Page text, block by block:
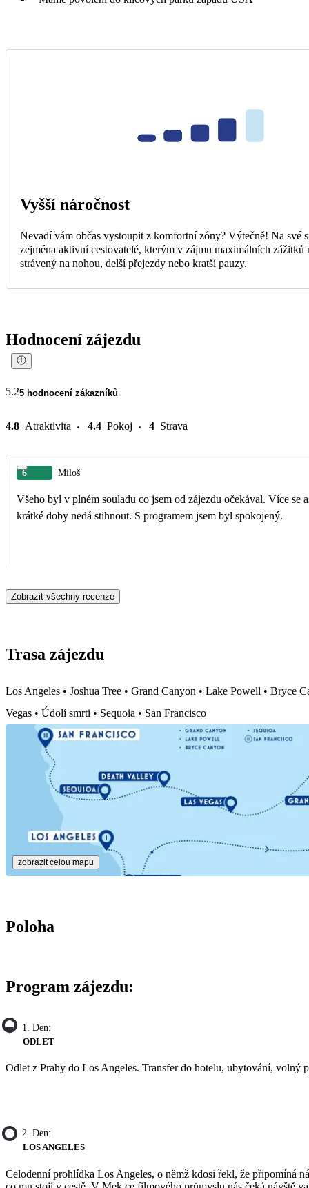
Vyšší náročnost
Nevadí vám občas vystoupit z komfortní zóny? Výtečně! Na své
zejména aktivní cestovatelé, kterým v zájmu maximálních zážitků
strávený na nohou, delší přejezdy nebo kratší pauzy.
Hodnocení zájezdu
5.25 hodnocení zákazníků
4.8 Atraktivita 4.4 Pokoj 4 Strava
6 Miloš
Všeho byl v plném souladu co jsem od zájezdu očekával. Více se
krátké doby nedá stihnout. S programem jsem byl spokojený.
Zobrazit všechny recenze
Trasa zájezdu
Los Angeles • Joshua Tree • Grand Canyon • Lake Powell • Bryce
Vegas • Údolí smrti • Sequoia • San Francisco
zobrazit celou mapu
Poloha
Program zájezdu:
1. Den:
ODLET
Odlet z Prahy do Los Angeles. Transfer do hotelu, ubytování, volný
2. Den:
LOS ANGELES
Celodenní prohlídka Los Angeles, o němž kdosi řekl, že připomíná